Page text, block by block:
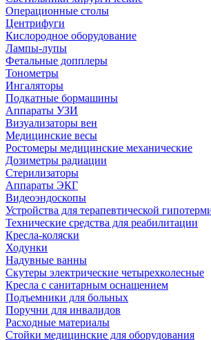
Операционные столы
Центрифуги
Кислородное оборудование
Лампы-лупы
Фетальные допплеры
Тонометры
Ингаляторы
Подкатные бормашины
Аппараты УЗИ
Визуализаторы вен
Медицинские весы
Ростомеры медицинские механические
Дозиметры радиации
Стерилизаторы
Аппараты ЭКГ
Видеоэндоскопы
Устройства для терапевтической
Технические средства для реабилитации
Кресла-коляски
Ходунки
Надувные ванны
Скутеры электрические четырехколесные
Кресла с санитарным оснащением
Подъемники для больных
Поручни для инвалидов
Расходные материалы
Стойки медицинские для оборудования